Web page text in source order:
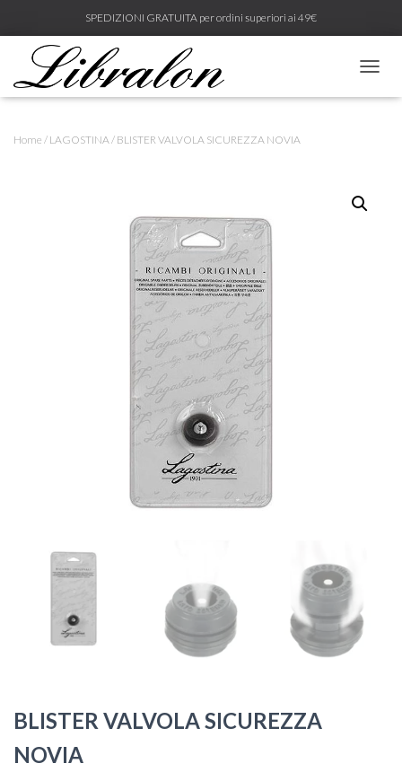
SPEDIZIONI GRATUITA per ordini superiori ai 49€
A
Home / LAGOSTINA/ BLISTER VALVOLA SICUREZZA NOVIA
BLISTER VALVOLA SICUREZZA
NOVIA